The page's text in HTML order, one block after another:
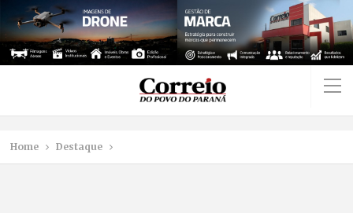
Home Destaque